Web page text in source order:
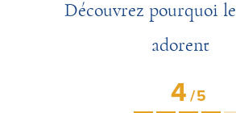
Découvrez pourquoi
adorent
4/5